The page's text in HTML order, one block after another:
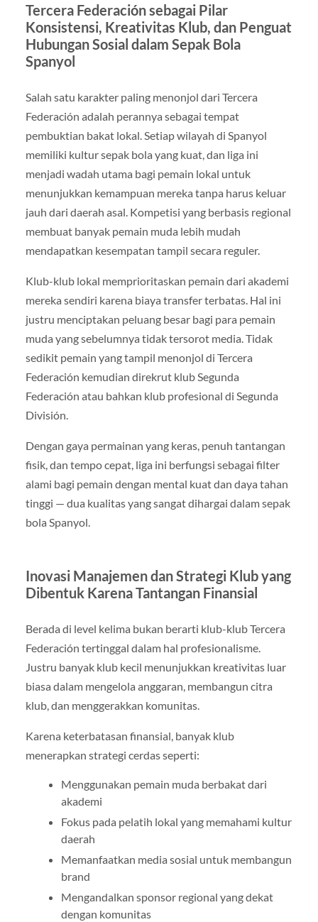
Tercera Federación sebagai Pilar
Konsistensi, Kreativitas Klub, dan Penguat
Hubungan Sosial dalam Sepak Bola
Spanyol
Salah satu karakter paling menonjol dari Tercera
Federación adalah perannya sebagai tempat
pembuktian bakat lokal. Setiap wilayah di Spanyol
memiliki kultur sepak bola yang kuat, dan liga ini
menjadi wadah utama bagi pemain lokal untuk
menunjukkan kemampuan mereka tanpa harus keluar
jauh dari daerah asal. Kompetisi yang berbasis regional
membuat banyak pemain muda lebih mudah
mendapatkan kesempatan tampil secara reguler.
Klub-klub lokal memprioritaskan pemain dari akademi
mereka sendiri karena biaya transfer terbatas. Hal ini
justru menciptakan peluang besar bagi para pemain
muda yang sebelumnya tidak tersorot media. Tidak
sedikit pemain yang tampil menonjol di Tercera
Federación kemudian direkrut klub Segunda
Federación atau bahkan klub profesional di Segunda
División.
Dengan gaya permainan yang keras, penuh tantangan
fisik, dan tempo cepat, liga ini berfungsi sebagai filter
alami bagi pemain dengan mental kuat dan daya tahan
tinggi — dua kualitas yang sangat dihargai dalam sepak
bola Spanyol.
Inovasi Manajemen dan Strategi Klub yang
Dibentuk Karena Tantangan Finansial
Berada di level kelima bukan berarti klub-klub Tercera
Federación tertinggal dalam hal profesionalisme.
Justru banyak klub kecil menunjukkan kreativitas luar
biasa dalam mengelola anggaran, membangun citra
klub, dan menggerakkan komunitas.
Karena keterbatasan finansial, banyak klub
menerapkan strategi cerdas seperti:
Menggunakan pemain muda berbakat dari
akademi
Fokus pada pelatih lokal yang memahami kultur
daerah
Memanfaatkan media sosial untuk membangun
brand
Mengandalkan sponsor regional yang dekat
dengan komunitas